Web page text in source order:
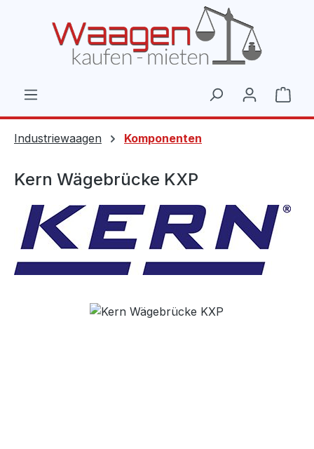
Industriewaagen Komponenten
Kern Wägebrücke KXP
Bildergalerie überspringen